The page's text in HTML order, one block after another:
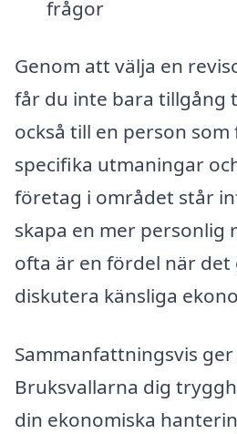
frågor
Genom att välja en
får du inte bara tillgång
också till en person
specifika utmaningar
företag i området står
skapa en mer personlig
ofta är en fördel när det
diskutera känsliga
Sammanfattningsvis
Bruksvallarna dig
din ekonomiska